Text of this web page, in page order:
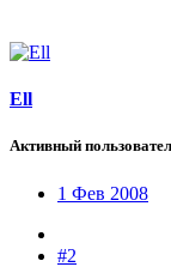
Ell
Активный
1 Фев 2008
#2